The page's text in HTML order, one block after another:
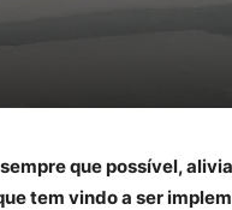
que possível,
tem vindo a ser